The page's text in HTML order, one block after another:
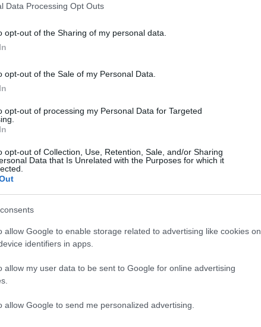
Data Processing Opt Outs
opt-out of the Sharing of my personal data.
opt-out of the Sale of my Personal Data.
opt-out of processing my Personal Data for Targeted
opt-out of Collection, Use, Retention, Sale, and/or Sharing
Data that Is Unrelated with the Purposes for which it
allow Google to enable storage related to advertising like cookies on
identifiers in apps.
allow my user data to be sent to Google for online advertising
allow Google to send me personalized advertising.
nella sezioneLogindal menù del sito o
di GalluraOggi.it
i tuoi video e le tue foto
+39 345 356 7512
news da